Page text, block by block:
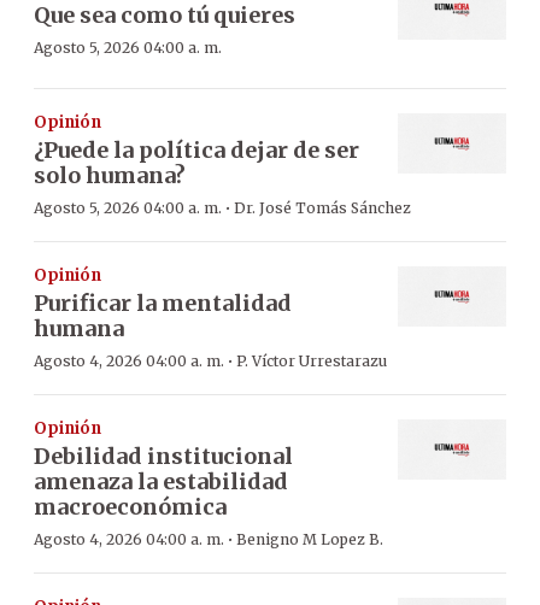
Que sea como tú quieres
Agosto 5, 2026 04:00 a. m.
Opinión
¿Puede la política dejar de ser
solo humana?
Agosto 5, 2026 04:00 a. m. · Dr. José Tomás Sánchez
Opinión
Purificar la mentalidad
humana
Agosto 4, 2026 04:00 a. m. · P. Víctor Urrestarazu
Opinión
Debilidad institucional
amenaza la estabilidad
macroeconómica
Agosto 4, 2026 04:00 a. m. · Benigno M Lopez B.